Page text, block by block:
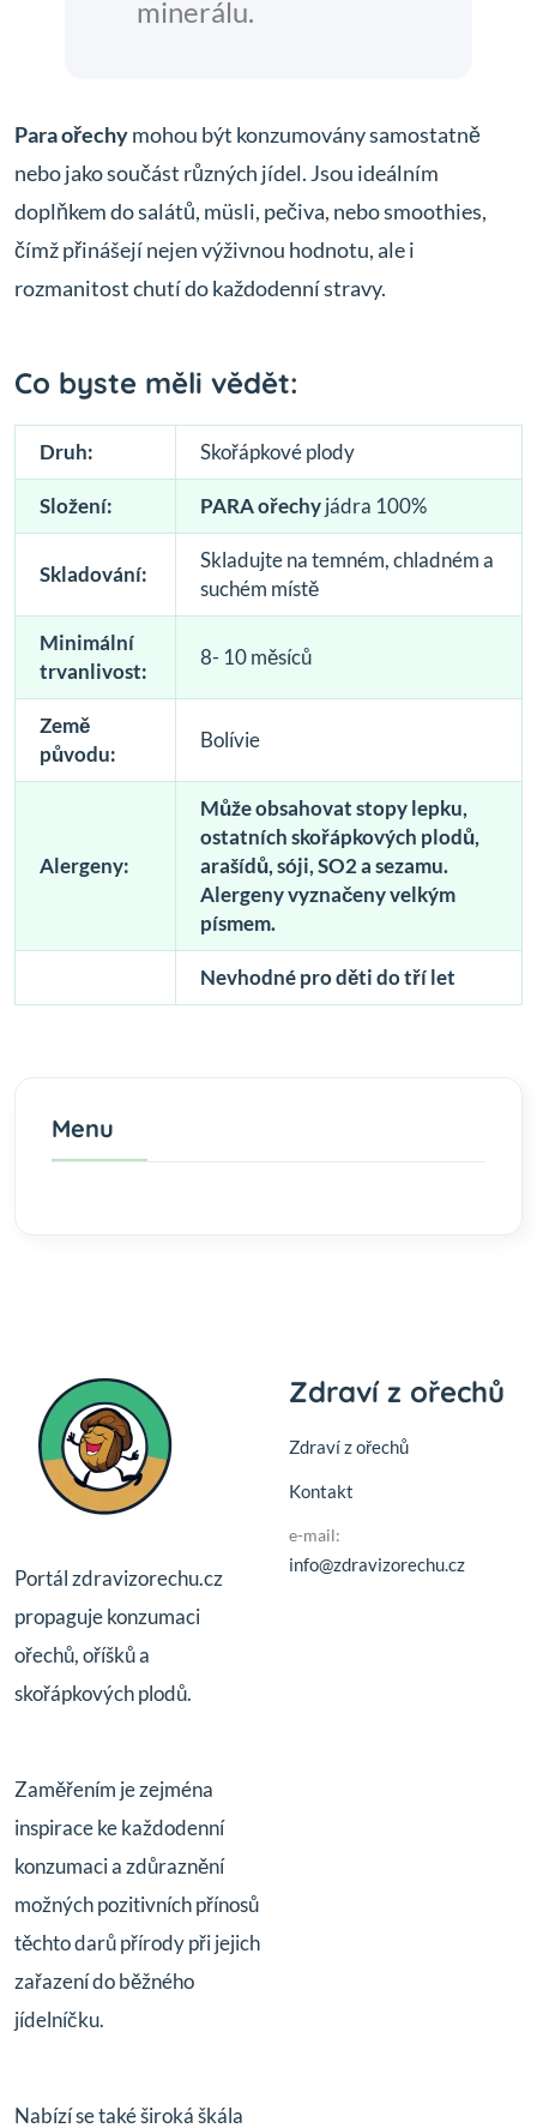
minerálu.
Para ořechymohou být konzumovány samostatně
nebo jako součást různých jídel. Jsou ideálním
doplňkem do salátů, müsli, pečiva, nebo smoothies,
čímž přinášejí nejen výživnou hodnotu, ale i
rozmanitost chutí do každodenní stravy.
Co byste měli vědět:
Druh: Skořápkové plody
Složení: PARA ořechyjádra 100%
Skladování:
Skladujte na temném, chladném a
suchém místě
Minimální
trvanlivost:
8- 10 měsíců
Země
původu:
Bolívie
Alergeny:
Může obsahovat stopy lepku,
ostatních skořápkových plodů,
arašídů, sóji, SO2 a sezamu.
Alergeny vyznačeny velkým
písmem.
Nevhodné pro děti do tří let
Menu
Portál zdravizorechu.cz
propaguje konzumaci
ořechů, oříšků a
skořápkových plodů.
Zaměřením je zejména
inspirace ke každodenní
konzumaci a zdůraznění
možných pozitivních přínosů
těchto darů přírody při jejich
zařazení do běžného
jídelníčku.
Nabízí se také široká škála
Zdraví z ořechů
Zdraví z ořechů
Kontakt
e-mail:
info@zdravizorechu.cz